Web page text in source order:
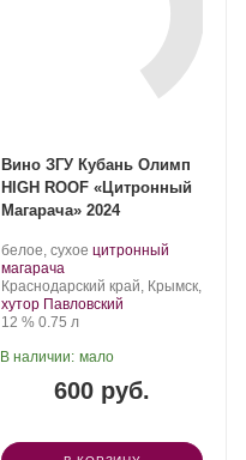
Вино ЗГУ Кубань Олимп
HIGH ROOF «Цитронный
Магарача» 2024
Производитель:
Olymp
Winery.
белое, сухое .
винограда:
цитронный
магарача.
Регион:
Краснодарский край, Крымск,
хутор Павловский
Крепость
12 %. Объем
0.75 л
600 руб.
В наличии: мало